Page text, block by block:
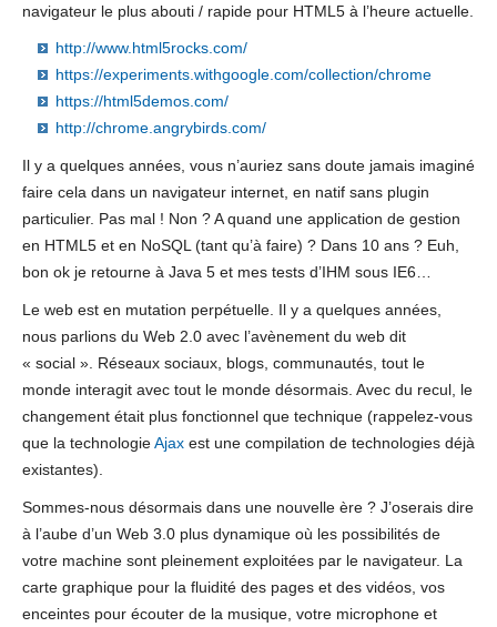
navigateur le plus abouti / rapide pour HTML5 à l’heure actuelle.
http://www.html5rocks.com/
https://experiments.withgoogle.com/collection/chrome
https://html5demos.com/
http://chrome.angrybirds.com/
Il y a quelques années, vous n’auriez sans doute jamais imaginé
faire cela dans un navigateur internet, en natif sans plugin
particulier. Pas mal ! Non ? A quand une application de gestion
en HTML5 et en NoSQL (tant qu’à faire) ? Dans 10 ans ? Euh,
bon ok je retourne à Java 5 et mes tests d’IHM sous IE6…
Le web est en mutation perpétuelle. Il y a quelques années,
nous parlions du Web 2.0 avec l’avènement du web dit
« social ». Réseaux sociaux, blogs, communautés, tout le
monde interagit avec tout le monde désormais. Avec du recul, le
changement était plus fonctionnel que technique (rappelez-vous
que la technologieAjax est une compilation de technologies déjà
existantes).
Sommes-nous désormais dans une nouvelle ère ? J’oserais dire
à l’aube d’un Web 3.0 plus dynamique où les possibilités de
votre machine sont pleinement exploitées par le navigateur. La
carte graphique pour la fluidité des pages et des vidéos, vos
enceintes pour écouter de la musique, votre microphone et